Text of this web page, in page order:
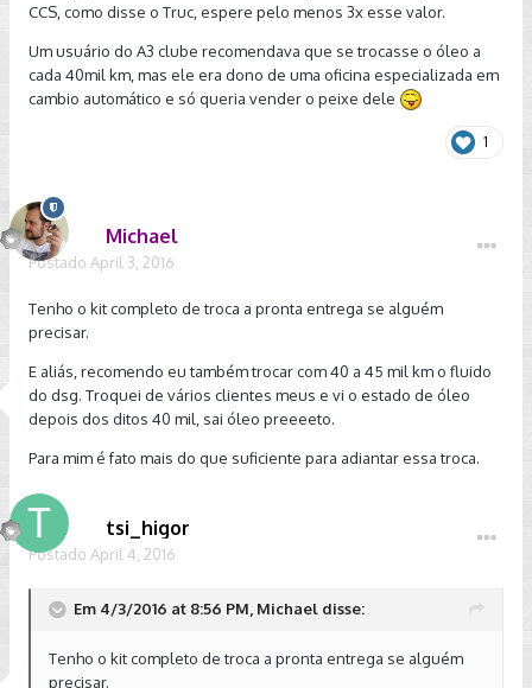
CCS, como disse o Truc, espere pelo menos 3x esse valor.
Um usuário do A3 clube recomendava que se trocasse o óleo a
cada 40mil km, mas ele era dono de uma oficina especializada em
cambio automático e só queria vender o peixe dele
1
Michael
Postado April 3, 2016
Tenho o kit completo de troca a pronta entrega se alguém
precisar.
E aliás, recomendo eu também trocar com 40 a 45 mil km o fluido
do dsg. Troquei de vários clientes meus e vi o estado de óleo
depois dos ditos 40 mil, sai óleo preeeeto.
Para mim é fato mais do que suficiente para adiantar essa troca.
tsi_higor
Postado April 4, 2016
Em 4/3/2016 at 8:56 PM, Michael disse:
Tenho o kit completo de troca a pronta entrega se alguém
precisar.